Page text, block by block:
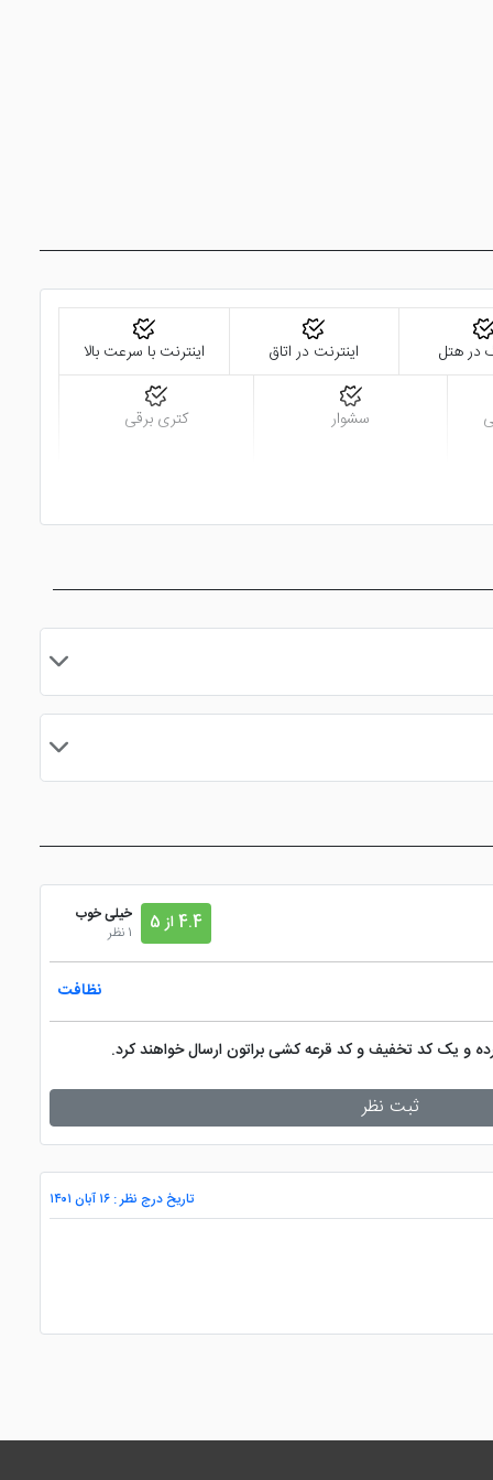
در هتل اینترنت در اتاق اینترنت با سرعت بالا
سشوار کتری برقی
4.4 از 5
خیلی خوب
1 نظر
نظافت
و یک کد تخفیف و کد قرعه کشی براتون ارسال خواهند کرد.
ثبت نظر
تاریخ درج نظر : ۱۶ آبان ۱۴۰۱